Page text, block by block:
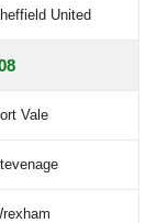
United
Vale